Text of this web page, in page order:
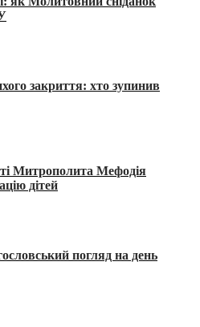
закриття: хто зупинив
Митрополита Мефодія
дітей
погляд на день